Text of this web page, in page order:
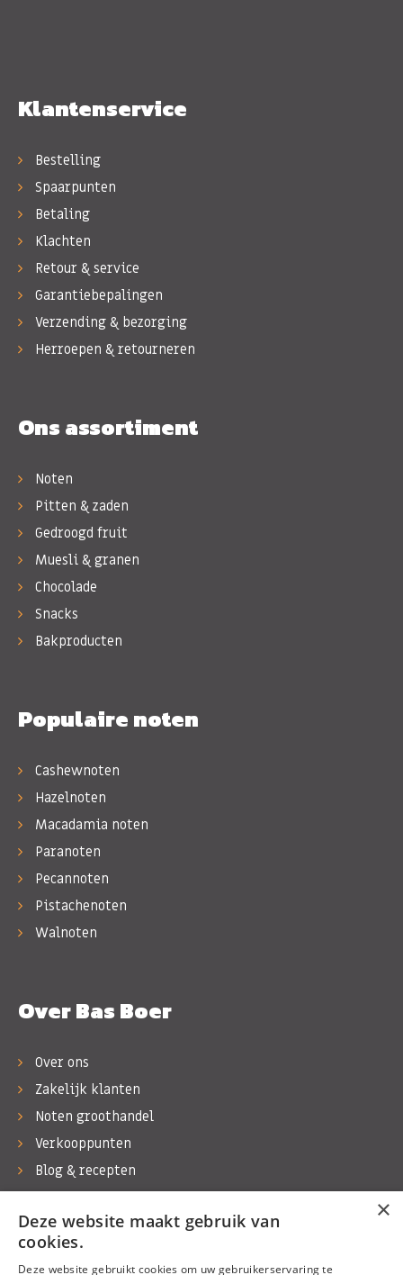
Klantenservice
Bestelling
Spaarpunten
Betaling
Klachten
Retour & service
Garantiebepalingen
Verzending & bezorging
Herroepen & retourneren
Ons assortiment
Noten
Pitten & zaden
Gedroogd fruit
Muesli & granen
Chocolade
Snacks
Bakproducten
Populaire noten
Cashewnoten
Hazelnoten
Macadamia noten
Paranoten
Pecannoten
Pistachenoten
Walnoten
Over Bas Boer
Over ons
Zakelijk klanten
Noten groothandel
Verkooppunten
Blog & recepten
Werken bij Bas Boer Noten
Contact
×
Deze website maakt gebruik van
cookies.
Deze website gebruikt cookies om uw gebruikerservaring te